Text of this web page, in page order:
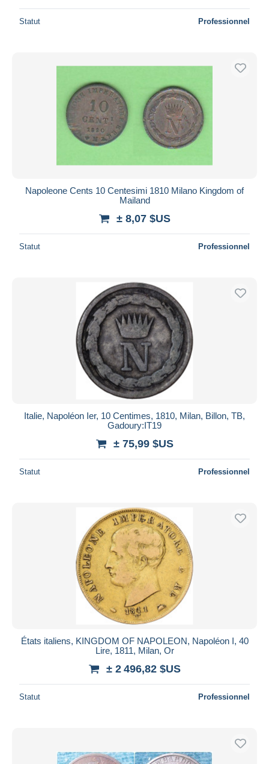
Statut Professionnel
Napoleone Cents 10 Centesimi 1810 Milano Kingdom of
Mailand
± 8,07 $US
Statut Professionnel
Italie, Napoléon Ier, 10 Centimes, 1810, Milan, Billon, TB,
Gadoury:IT19
± 75,99 $US
Statut Professionnel
États italiens, KINGDOM OF NAPOLEON, Napoléon I, 40
Lire, 1811, Milan, Or
± 2 496,82 $US
Statut Professionnel